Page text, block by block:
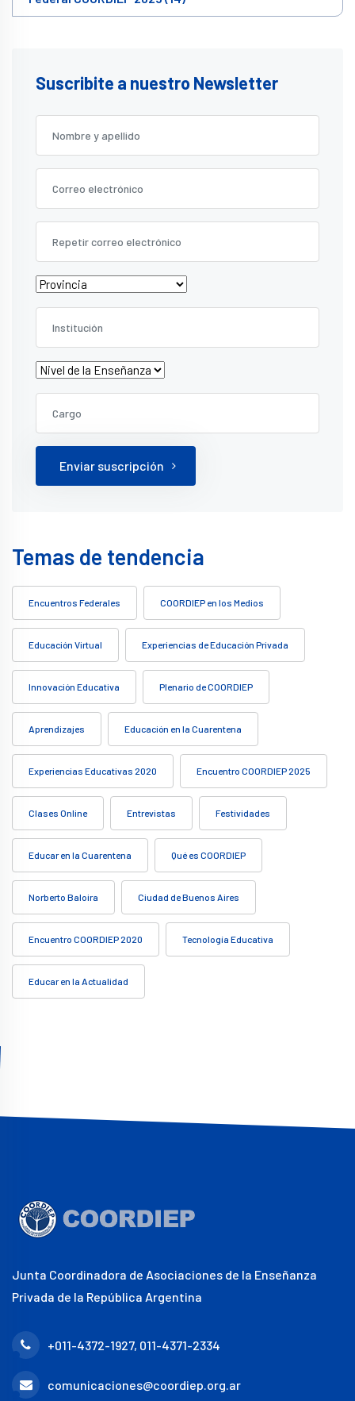
Suscribite a nuestro Newsletter
Enviar suscripción
Temas de tendencia
Encuentros Federales COORDIEP en los Medios
Educación Virtual Experiencias de Educación Privada
Innovación Educativa Plenario de COORDIEP
Aprendizajes Educación en la Cuarentena
Experiencias Educativas 2020 Encuentro COORDIEP 2025
Clases Online Entrevistas Festividades
Educar en la Cuarentena Qué es COORDIEP
Norberto Baloira Ciudad de Buenos Aires
Encuentro COORDIEP 2020 Tecnología Educativa
Educar en la Actualidad
Junta Coordinadora de Asociaciones de la Enseñanza
Privada de la República Argentina
+011-4372-1927, 011-4371-2334
comunicaciones@coordiep.org.ar